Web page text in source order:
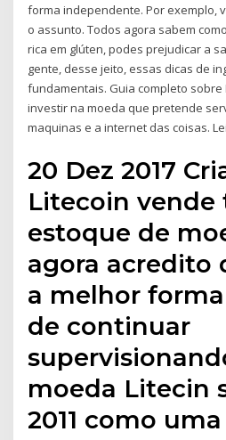
forma independente. Por exemplo,
o assunto. Todos agora sabem
rica em glúten, podes prejudicar a
gente, desse jeito, essas dicas de
fundamentais. Guia completo sobre
investir na moeda que pretende
maquinas e a internet das coisas.
20 Dez 2017
Litecoin vende
estoque de
agora acredito
a melhor
de continuar
moeda Litecin
2011 como